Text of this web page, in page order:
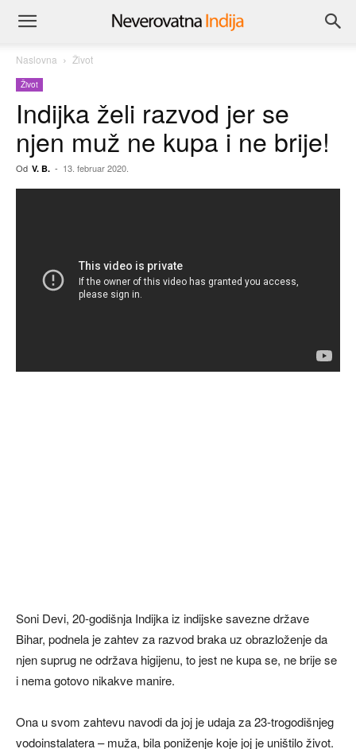
Naslovna Život
Život
Indijka želi razvod jer se
njen muž ne kupa i ne brije!
Od V. B. - 13. februar 2020.
Soni Devi, 20-godišnja Indijka iz indijske savezne države
Bihar, podnela je zahtev za razvod braka uz obrazloženje da
njen suprug ne održava higijenu, to jest ne kupa se, ne brije se
i nema gotovo nikakve manire.
Ona u svom zahtevu navodi da joj je udaja za 23-trogodišnjeg
vodoinstalatera – muža, bila poniženje koje joj je uništilo život.